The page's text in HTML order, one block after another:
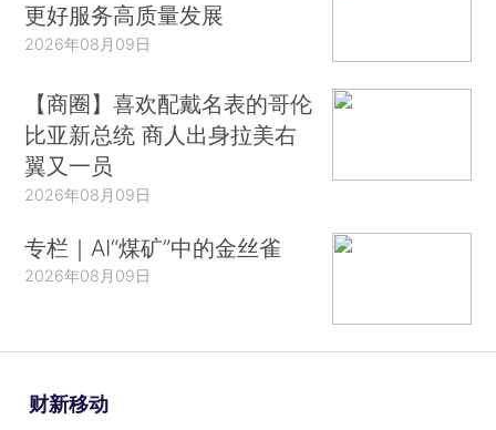
更好服务高质量发展
2026年08月09日
【商圈】喜欢配戴名表的哥伦
比亚新总统 商人出身拉美右
翼又一员
2026年08月09日
专栏｜AI“煤矿”中的金丝雀
2026年08月09日
财新移动